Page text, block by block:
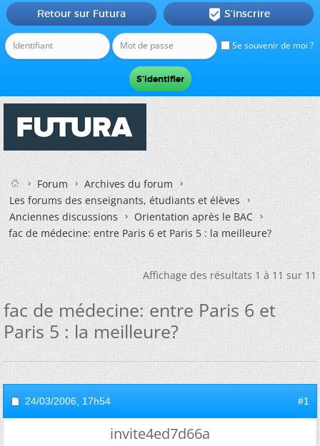
Se souvenir de moi ?
Retour sur Futura  S'inscrire
Forum
Archives du forum
Les forums des enseignants, étudiants et élèves
Anciennes discussions
Orientation après le BAC
fac de médecine: entre Paris 6 et Paris 5 : la meilleure?
Affichage des résultats 1 à 11 sur 11
fac de médecine: entre Paris 6 et
Paris 5 : la meilleure?
24/03/2006, 17h54 #1
invite4ed7d66a